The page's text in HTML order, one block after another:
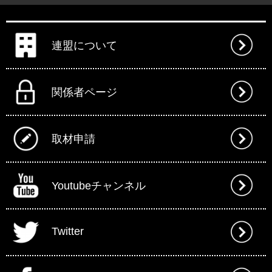
連盟について
関係者ページ
取材申請
Youtubeチャンネル
Twitter